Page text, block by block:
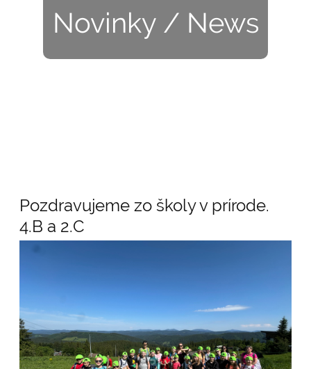
Novinky / News
News
Pozdravujeme zo školy v prírode.
4.B a 2.C